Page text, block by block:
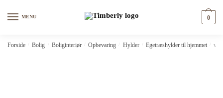
MENU 0
Forside Bolig Boliginteriør Opbevaring Hylder Egetræshylder til hjemmet